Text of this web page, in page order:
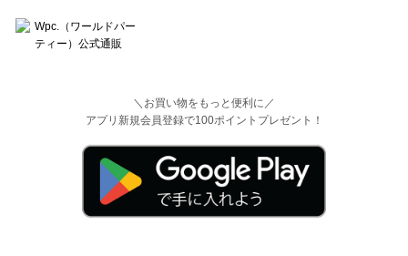
＼お買い物をもっと便利に／
アプリ新規会員登録で100ポイントプレゼント！